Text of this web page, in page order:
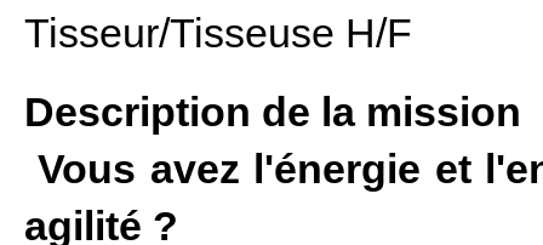
Tisseur/Tisseuse H/F
Description de la mission
Vous avez l'énergie et
agilité ?